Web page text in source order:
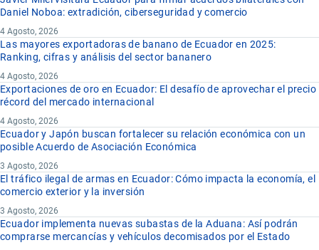
Daniel Noboa: extradición, ciberseguridad y comercio
4 Agosto, 2026
Las mayores exportadoras de banano de Ecuador en 2025:
Ranking, cifras y análisis del sector bananero
4 Agosto, 2026
Exportaciones de oro en Ecuador: El desafío de aprovechar el precio
récord del mercado internacional
4 Agosto, 2026
Ecuador y Japón buscan fortalecer su relación económica con un
posible Acuerdo de Asociación Económica
3 Agosto, 2026
El tráfico ilegal de armas en Ecuador: Cómo impacta la economía, el
comercio exterior y la inversión
3 Agosto, 2026
Ecuador implementa nuevas subastas de la Aduana: Así podrán
comprarse mercancías y vehículos decomisados por el Estado